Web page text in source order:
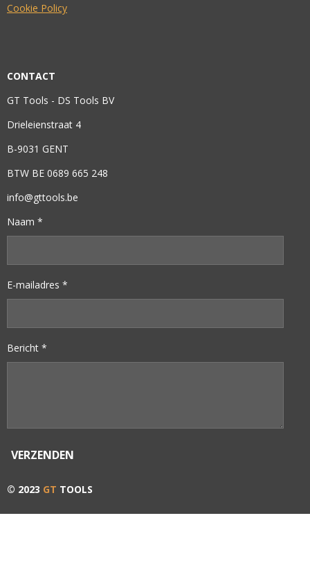
Cookie Policy
CONTACT
GT Tools - DS Tools BV
Drieleienstraat 4
B-9031 GENT
BTW BE 0689 665 248
info@gttools.be
Naam *
E-mailadres *
Bericht *
VERZENDEN
© 2023 GT TOOLS